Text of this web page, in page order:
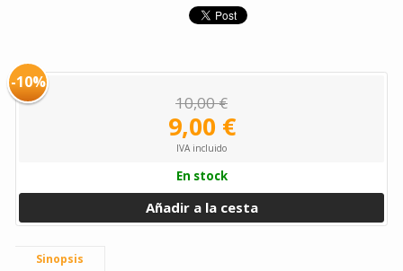
-10%
10,00 €
9,00 €
IVA incluido
En stock
Añadir a la cesta
Sinopsis